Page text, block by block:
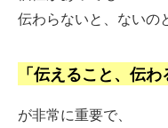
伝わらないと、ないの
「伝えること、伝わ
が非常に重要で、